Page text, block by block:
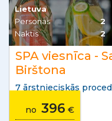
Lietuva
Personas
2
Naktis
2
SPA viesnīca -
Birštona
7 ārstnieciskās
no 396 €